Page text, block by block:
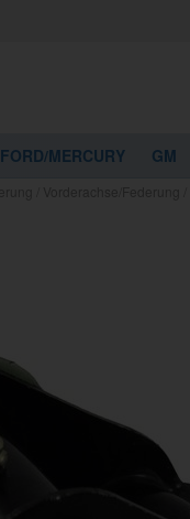
FORD/MERCURY GM